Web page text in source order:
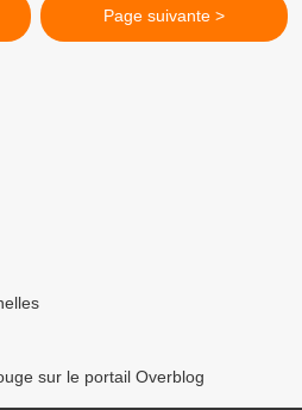
Page suivante >
sur le portail Overblog